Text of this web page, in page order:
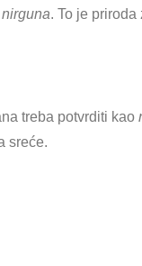
nirguna. To je
treba potvrditi kao
sreće.